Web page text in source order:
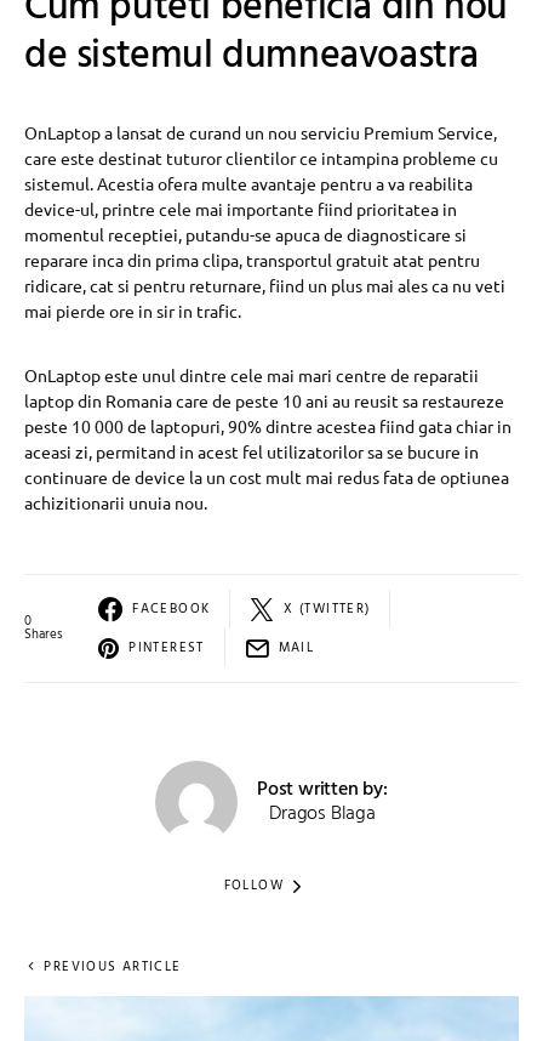
de sistemul dumneavoastra
OnLaptop a lansat de curand un nou serviciu Premium Service,
care este destinat tuturor clientilor ce intampina probleme cu
sistemul. Acestia ofera multe avantaje pentru a va reabilita
device-ul, printre cele mai importante fiind prioritatea in
momentul receptiei, putandu-se apuca de diagnosticare si
reparare inca din prima clipa, transportul gratuit atat pentru
ridicare, cat si pentru returnare, fiind un plus mai ales ca nu veti
mai pierde ore in sir in trafic.
OnLaptop este unul dintre cele mai mari centre de reparatii
laptop din Romania care de peste 10 ani au reusit sa restaureze
peste 10 000 de laptopuri, 90% dintre acestea fiind gata chiar in
aceasi zi, permitand in acest fel utilizatorilor sa se bucure in
continuare de device la un cost mult mai redus fata de optiunea
achizitionarii unuia nou.
0
Shares
FACEBOOK
X (TWITTER)
PINTEREST
MAIL
Post written by:
Dragos Blaga
FOLLOW
PREVIOUS ARTICLE